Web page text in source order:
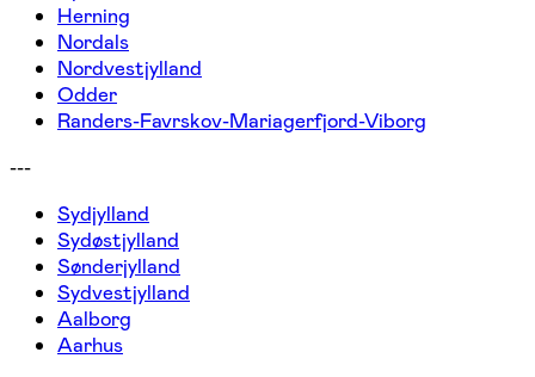
Herning
Nordals
Nordvestjylland
Odder
Randers-Favrskov-Mariagerfjord-Viborg
---
Sydjylland
Sydøstjylland
Sønderjylland
Sydvestjylland
Aalborg
Aarhus